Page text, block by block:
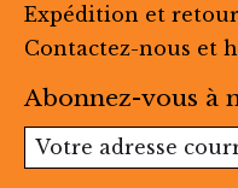
Expédition et
Contactez-nous et
Abonnez-vous à